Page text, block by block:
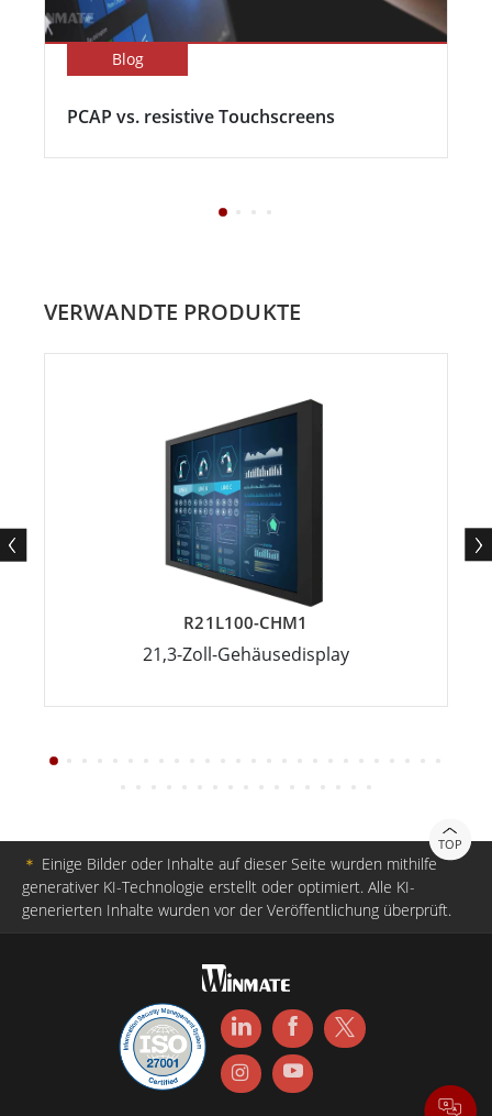
Blog
PCAP vs. resistive Touchscreens
VERWANDTE PRODUKTE
R21L100-CHM1
21,3-Zoll-Gehäusedisplay
TOP
＊ Einige Bilder oder Inhalte auf dieser Seite wurden mithilfe
generativer KI-Technologie erstellt oder optimiert. Alle KI-
generierten Inhalte wurden vor der Veröffentlichung überprüft.